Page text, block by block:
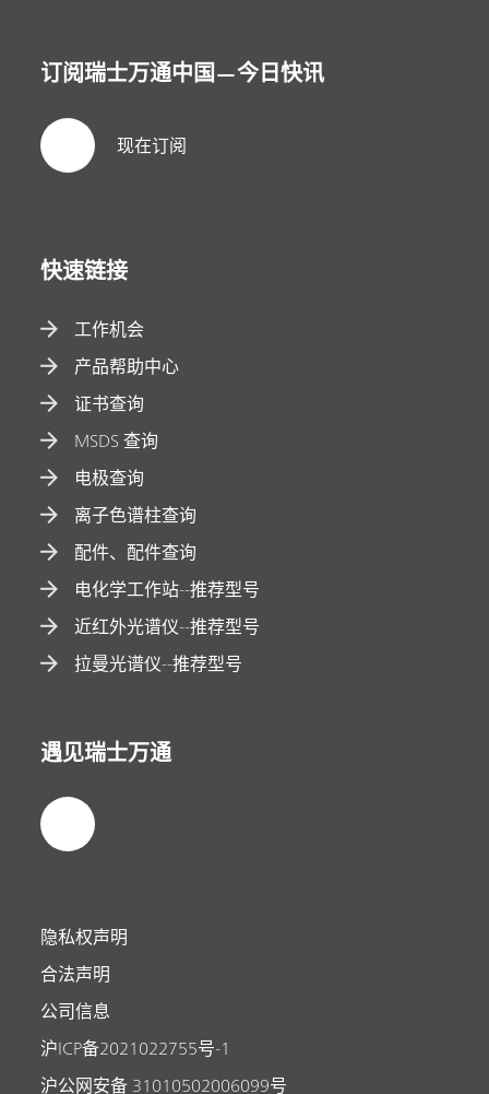
订阅瑞士万通中国—今日快讯
现在订阅
快速链接
工作机会
产品帮助中心
证书查询
MSDS 查询
电极查询
离子色谱柱查询
配件、配件查询
电化学工作站--推荐型号
近红外光谱仪--推荐型号
拉曼光谱仪--推荐型号
遇见瑞士万通
隐私权声明
合法声明
公司信息
沪ICP备2021022755号-1
沪公网安备 31010502006099号